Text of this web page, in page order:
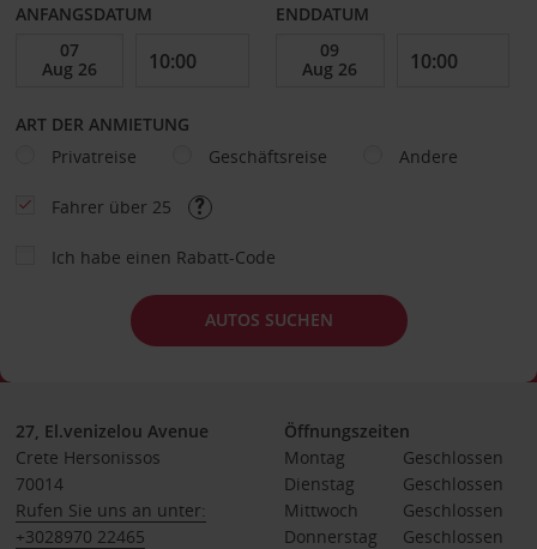
ANFANGSDATUM ENDDATUM
ART DER ANMIETUNG
Privatreise
Geschäftsreise Andere
Fahrer über 25
Ich habe einen Rabatt-Code
AUTOS SUCHEN
27, El.venizelou Avenue
Crete Hersonissos
70014
Rufen Sie uns an unter:
+3028970 22465
Öffnungszeiten
Montag
Geschlossen
Dienstag
Geschlossen
Mittwoch
Geschlossen
Donnerstag
Geschlossen